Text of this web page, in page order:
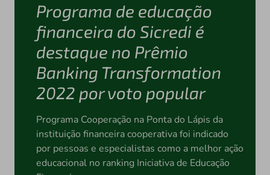
Programa de educação
financeira do Sicredi é
destaque no Prêmio
Banking Transformation
2022 por voto popular
Programa Cooperação na Ponta do Lápis da
instituição financeira cooperativa foi indicado
por pessoas e especialistas como a melhor ação
educacional no ranking Iniciativa de Educação